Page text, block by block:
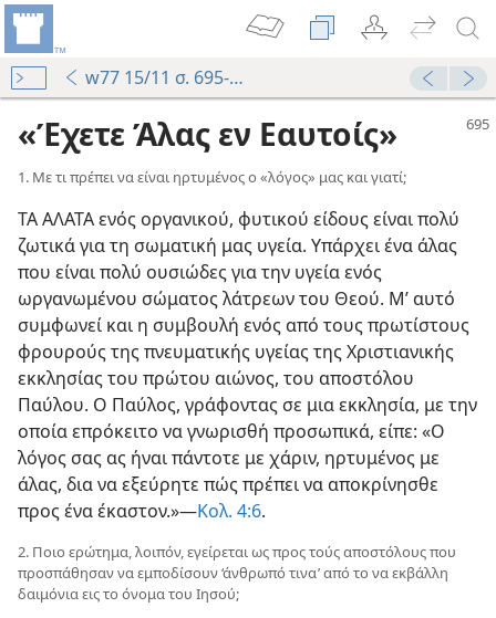
w77 15/11 σ. 695-700
«Έχετε Άλας εν Εαυτοίς»
1. Με τι πρέπει να είναι ηρτυμένος ο «λόγος» μας και γιατί;
ΤΑ ΑΛΑΤΑ ενός οργανικού, φυτικού είδους είναι πολύ
ζωτικά για τη σωματική μας υγεία. Υπάρχει ένα άλας
που είναι πολύ ουσιώδες για την υγεία ενός
ωργανωμένου σώματος λάτρεων του Θεού. Μ’ αυτό
συμφωνεί και η συμβουλή ενός από τους πρωτίστους
φρουρούς της πνευματικής υγείας της Χριστιανικής
εκκλησίας του πρώτου αιώνος, του αποστόλου
Παύλου. Ο Παύλος, γράφοντας σε μια εκκλησία, με την
οποία επρόκειτο να γνωρισθή προσωπικά, είπε: «Ο
λόγος σας ας ήναι πάντοτε με χάριν, ηρτυμένος με
άλας, δια να εξεύρητε πώς πρέπει να αποκρίνησθε
προς ένα έκαστον.»—Κολ. 4:6.
2. Ποιο ερώτημα, λοιπόν, εγείρεται ως προς τούς αποστόλους που
προσπάθησαν να εμποδίσουν ‘άνθρωπό τινα’ από το να εκβάλλη
δαιμόνια εις το όνομα του Ιησού;